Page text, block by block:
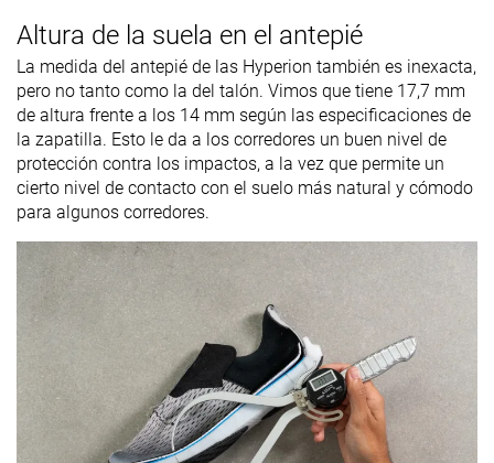
Altura de la suela en el antepié
La medida del antepié de las Hyperion también es inexacta,
pero no tanto como la del talón. Vimos que tiene 17,7 mm
de altura frente a los 14 mm según las especificaciones de
la zapatilla. Esto le da a los corredores un buen nivel de
protección contra los impactos, a la vez que permite un
cierto nivel de contacto con el suelo más natural y cómodo
para algunos corredores.